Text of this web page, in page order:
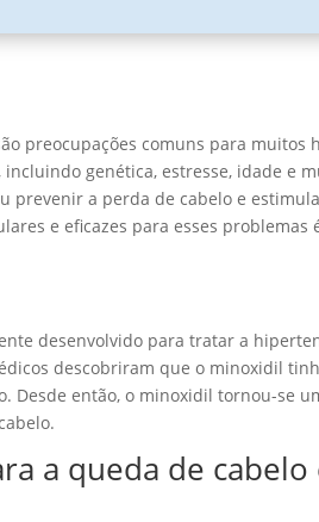
preocupações comuns para muitos
genética, estresse, idade e
prevenir a perda de cabelo e
e eficazes para esses problemas
desenvolvido para tratar a
descobriram que o minoxidil
Desde então, o minoxidil tornou-se
a queda de cabelo